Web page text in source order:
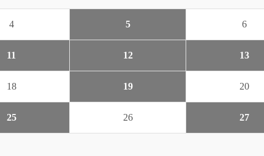
4 5 6
11 12 13
18 19 20
25 26 27